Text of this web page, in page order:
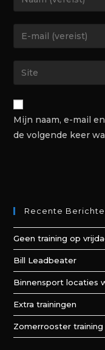
Mijn naam, e-mail
de volgende keer
Recente
Geen training op
Bill Leadbeater
Binnensport locaties
Extra trainingen
Zomerrooster training